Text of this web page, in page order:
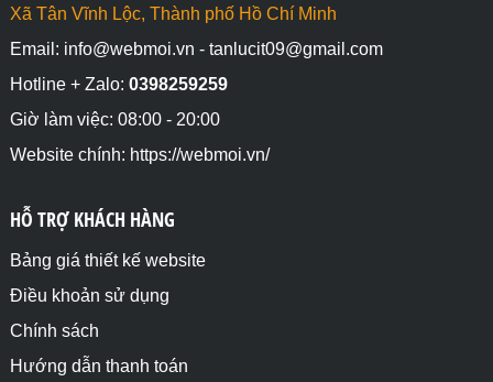
Xã Tân Vĩnh Lộc, Thành phố Hồ Chí Minh
Email: info@webmoi.vn - tanlucit09@gmail.com
Hotline + Zalo: 0398259259
Giờ làm việc: 08:00 - 20:00
Website chính: https://webmoi.vn/
HỖ TRỢ KHÁCH HÀNG
Bảng giá thiết kế website
Điều khoản sử dụng
Chính sách
Hướng dẫn thanh toán